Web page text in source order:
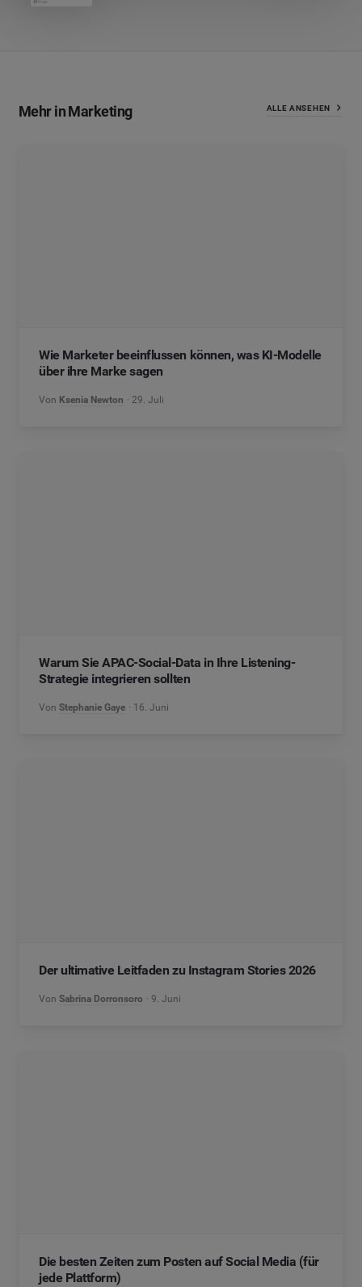
Mehr in Marketing ALLE ANSEHEN
Wie Marketer beeinflussen können, was KI-Modelle
über ihre Marke sagen
Von Ksenia Newton 29. Juli
Warum Sie APAC-Social-Data in Ihre Listening-
Strategie integrieren sollten
Von Stephanie Gaye 16. Juni
Der ultimative Leitfaden zu Instagram Stories 2026
Von Sabrina Dorronsoro 9. Juni
Die besten Zeiten zum Posten auf Social Media (für
jede Plattform)